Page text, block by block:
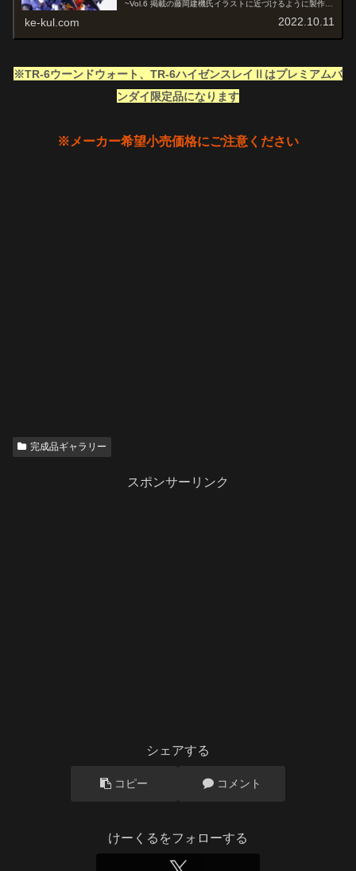
~Vol.6 掲載の藤岡建機氏イラストに近づけるように製作し
ke-kul.com 2022.10.11
※TR-6ウーンドウォート、TR-6ハイゼンスレイⅡ はプレミアムバ
ンダイ限定品になります
※メーカー希望小売価格にご注意ください
完成品ギャラリー
スポンサーリンク
シェアする
コピー コメント
けーくるをフォローする